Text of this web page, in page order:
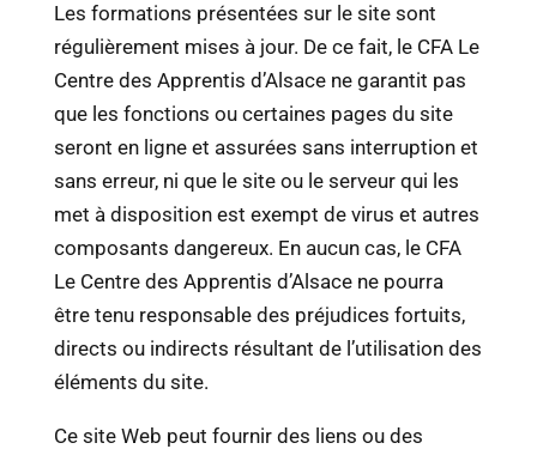
Les formations présentées sur le site sont
régulièrement mises à jour. De ce fait, le CFA Le
Centre des Apprentis d’Alsace ne garantit pas
que les fonctions ou certaines pages du site
seront en ligne et assurées sans interruption et
sans erreur, ni que le site ou le serveur qui les
met à disposition est exempt de virus et autres
composants dangereux. En aucun cas, le CFA
Le Centre des Apprentis d’Alsace ne pourra
être tenu responsable des préjudices fortuits,
directs ou indirects résultant de l’utilisation des
éléments du site.
Ce site Web peut fournir des liens ou des